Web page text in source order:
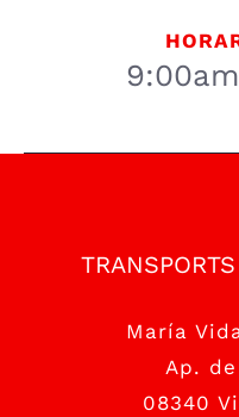
María
Ap.
08340